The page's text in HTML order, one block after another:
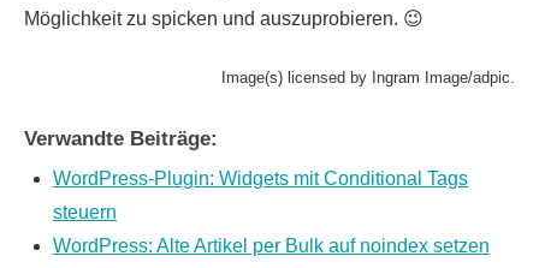
Möglichkeit zu spicken und auszuprobieren. 😉
Image(s) licensed by Ingram Image/adpic.
Verwandte Beiträge:
WordPress-Plugin: Widgets mit Conditional Tags
steuern
WordPress: Alte Artikel per Bulk auf noindex setzen